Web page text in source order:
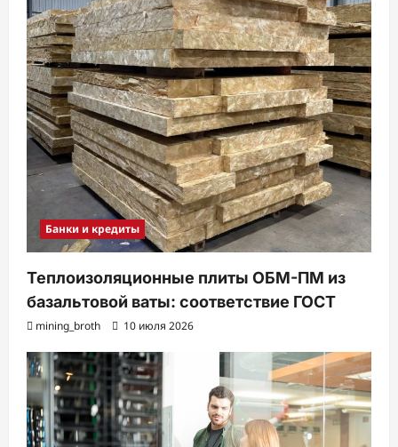
Банки и кредиты
Теплоизоляционные плиты ОБМ-ПМ из
базальтовой ваты: соответствие ГОСТ
mining_broth 10 июля 2026